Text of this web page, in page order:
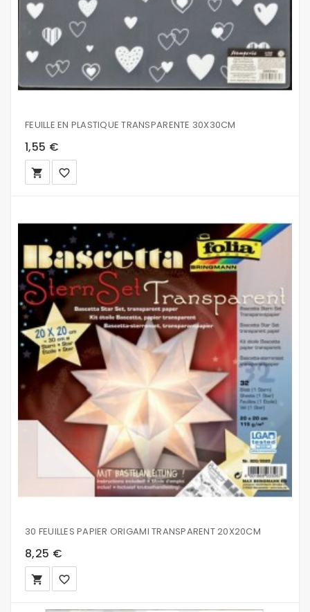
FEUILLE EN PLASTIQUE TRANSPARENTE 30X30CM
1,55 €
local_grocery_store favorite_border
30 FEUILLES PAPIER ORIGAMI TRANSPARENT 20X20CM
8,25 €
local_grocery_store favorite_border